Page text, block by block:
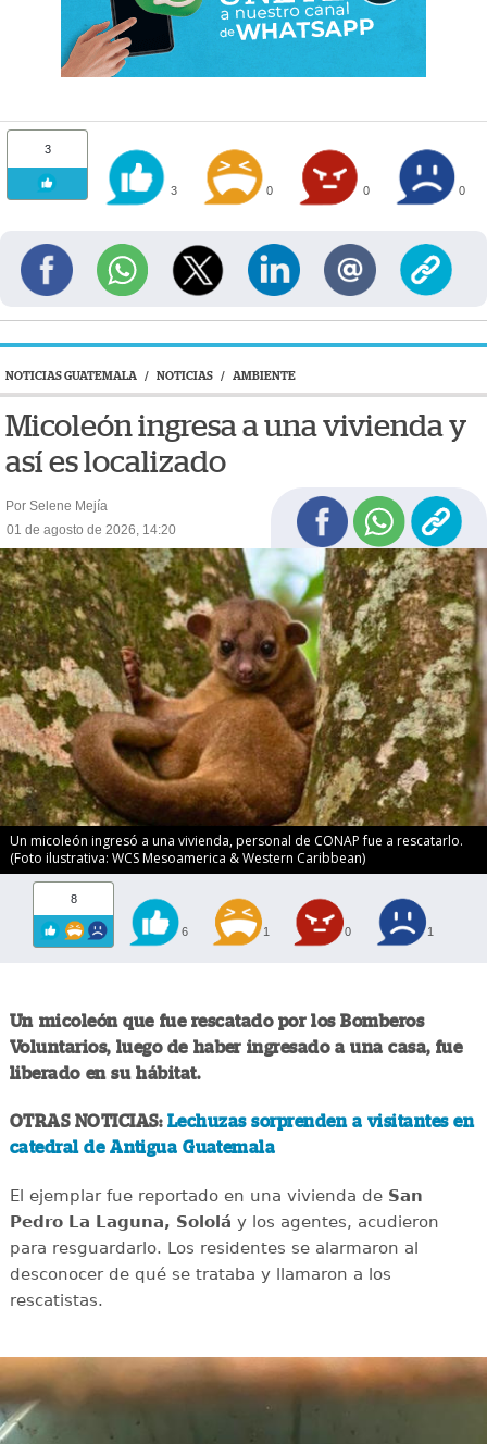
3
3 0 0 0
NOTICIAS GUATEMALA / NOTICIAS / AMBIENTE
Micoleón ingresa a una vivienda y
así es localizado
Por Selene Mejía
01 de agosto de 2026, 14:20
Un micoleón ingresó a una vivienda, personal de CONAP fue a rescatarlo.
(Foto ilustrativa: WCS Mesoamerica & Western Caribbean)
8
6 1 0 1
Un micoleón que fue rescatado por los Bomberos
Voluntarios, luego de haber ingresado a una casa, fue
liberado en su hábitat.
OTRAS NOTICIAS: Lechuzas sorprenden a visitantes en
catedral de Antigua Guatemala
El ejemplar fue reportado en una vivienda deSan
Pedro La Laguna, Sololá y los agentes, acudieron
para resguardarlo. Los residentes se alarmaron al
desconocer de qué se trataba y llamaron a los
rescatistas.